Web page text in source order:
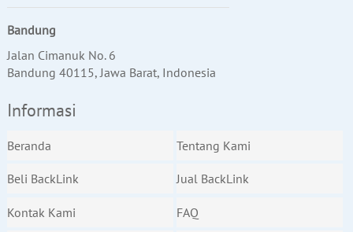
Bandung
Jalan Cimanuk No. 6
Bandung 40115, Jawa Barat, Indonesia
Informasi
Beranda Tentang Kami
Beli BackLink Jual BackLink
Kontak Kami FAQ